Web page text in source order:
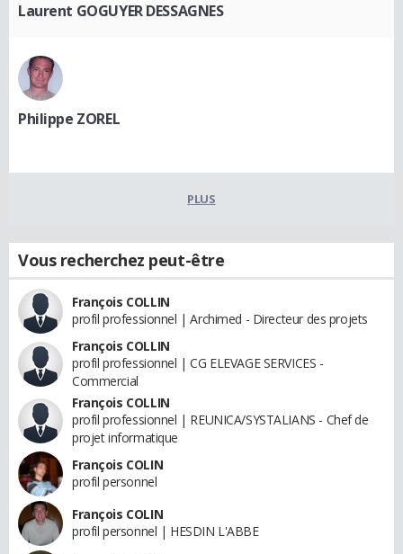
Laurent GOGUYER DESSAGNES
Philippe ZOREL
PLUS
Vous recherchez peut-être
François COLLIN
profil professionnel | Archimed - Directeur des projets
François COLLIN
profil professionnel | CG ELEVAGE SERVICES -
Commercial
François COLLIN
profil professionnel | REUNICA/SYSTALIANS - Chef de
projet informatique
François COLIN
profil personnel
François COLIN
profil personnel | HESDIN L'ABBE